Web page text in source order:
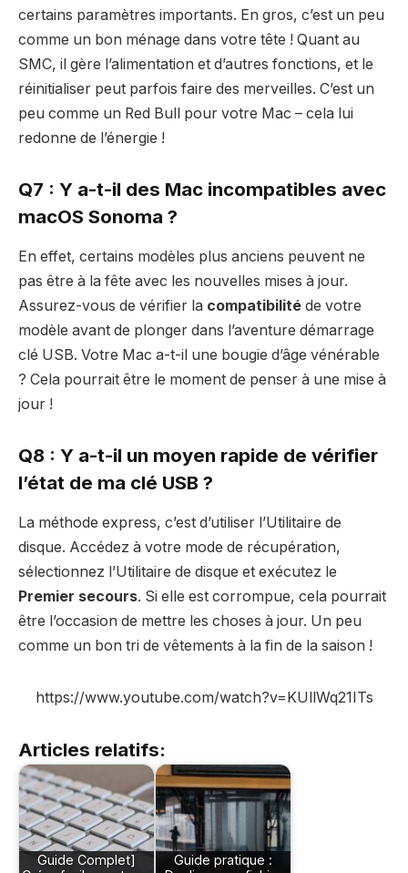
certains paramètres importants. En gros, c’est un peu
comme un bon ménage dans votre tête ! Quant au
SMC, il gère l’alimentation et d’autres fonctions, et le
réinitialiser peut parfois faire des merveilles. C’est un
peu comme un Red Bull pour votre Mac – cela lui
redonne de l’énergie !
Q7 : Y a-t-il des Mac incompatibles avec
macOS Sonoma ?
En effet, certains modèles plus anciens peuvent ne
pas être à la fête avec les nouvelles mises à jour.
Assurez-vous de vérifier la compatibilité de votre
modèle avant de plonger dans l’aventure démarrage
clé USB. Votre Mac a-t-il une bougie d’âge vénérable
? Cela pourrait être le moment de penser à une mise à
jour !
Q8 : Y a-t-il un moyen rapide de vérifier
l’état de ma clé USB ?
La méthode express, c’est d’utiliser l’Utilitaire de
disque. Accédez à votre mode de récupération,
sélectionnez l’Utilitaire de disque et exécutez le
Premier secours. Si elle est corrompue, cela pourrait
être l’occasion de mettre les choses à jour. Un peu
comme un bon tri de vêtements à la fin de la saison !
https://www.youtube.com/watch?v=KUllWq21ITs
Articles relatifs:
Guide Complet]
Guide pratique :